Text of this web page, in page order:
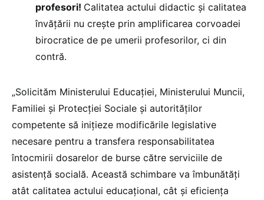
profesori! Calitatea actului didactic și calitatea
învățării nu crește prin amplificarea corvoadei
birocratice de pe umerii profesorilor, ci din
contră.
„Solicităm Ministerului Educației, Ministerului Muncii,
Familiei și Protecției Sociale și autorităților
competente să inițieze modificările legislative
necesare pentru a transfera responsabilitatea
întocmirii dosarelor de burse către serviciile de
asistență socială. Această schimbare va îmbunătăți
atât calitatea actului educațional, cât și eficiența